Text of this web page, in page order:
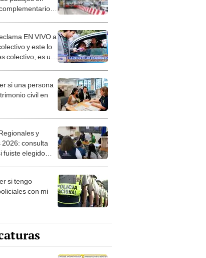
EN VIVO a
y este lo
colectivo, es un
si una persona
civil en
y
2026: consulta
fuiste elegido
si tengo
con mi